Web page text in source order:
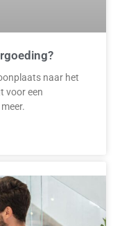
naar het
voor een